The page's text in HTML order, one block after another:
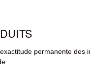
permanente